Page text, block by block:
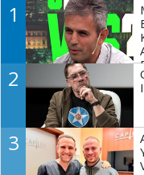
1
2
3